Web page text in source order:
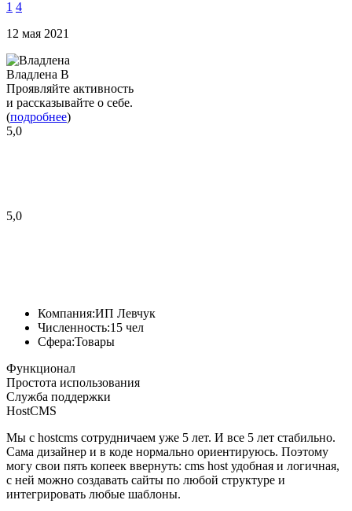
1 4
12 мая 2021
Владлена В
Проявляйте активность
и рассказывайте о себе.
(подробнее)
5,0
5,0
Компания:ИП Левчук
Численность:15 чел
Сфера:Товары
Функционал
Простота использования
Служба поддержки
HostCMS
Мы с hostcms сотрудничаем уже 5 лет. И все 5 лет стабильно.
Сама дизайнер и в коде нормально ориентируюсь. Поэтому
могу свои пять копеек ввернуть: cms host удобная и логичная,
с ней можно создавать сайты по любой структуре и
интегрировать любые шаблоны.